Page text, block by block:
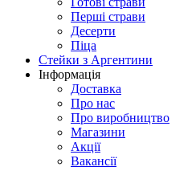
Перші страви
Десерти
Піца
Стейки з Аргентини
Інформація
Доставка
Про нас
Про виробництво
Магазини
Акції
Вакансії